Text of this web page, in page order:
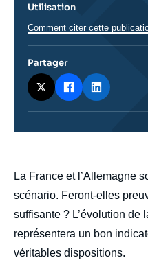
body
La France et l’Allemagne
scénario. Feront-elles
suffisante ? L’évolution de
représentera un bon
véritables dispositions.
Utilisation
Comment citer cette
Partager